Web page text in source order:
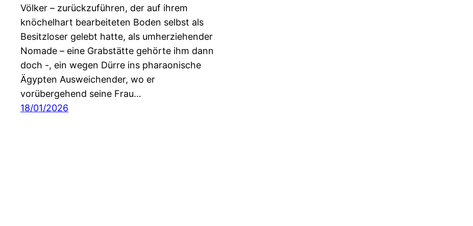
Völker – zurückzuführen, der auf ihrem
knöchelhart bearbeiteten Boden selbst als
Besitzloser gelebt hatte, als umherziehender
Nomade – eine Grabstätte gehörte ihm dann
doch -, ein wegen Dürre ins pharaonische
Ägypten Ausweichender, wo er
vorübergehend seine Frau…
18/01/2026